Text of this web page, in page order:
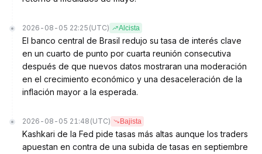
2026-08-05 22:25 (UTC) Alcista
El banco central de Brasil redujo su tasa de interés clave
en un cuarto de punto por cuarta reunión consecutiva
después de que nuevos datos mostraran una moderación
en el crecimiento económico y una desaceleración de la
inflación mayor a la esperada.
2026-08-05 21:48 (UTC) Bajista
Kashkari de la Fed pide tasas más altas aunque los traders
apuestan en contra de una subida de tasas en septiembre